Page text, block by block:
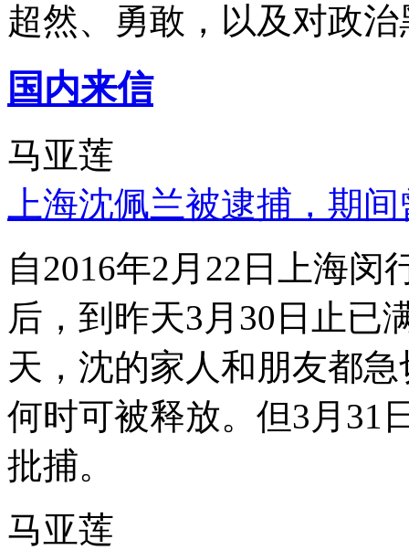
超然、勇敢，以及对政
国内来信
马亚莲
上海沈佩兰被逮捕，期
自2016年2月22日上海
后，到昨天3月30日止已
天，沈的家人和朋友都
何时可被释放。但3月31
批捕。
马亚莲